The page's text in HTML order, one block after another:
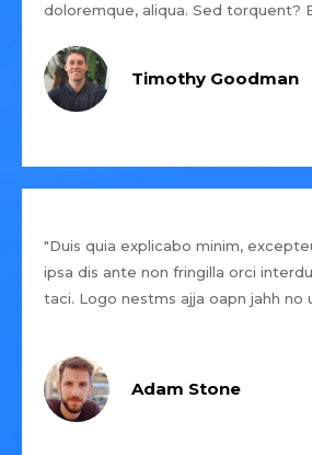
doloremque, aliqua. Sed torquent?
Timothy Goodman
"Duis quia explicabo minim,
ipsa dis ante non fringilla orci
taci. Logo nestms ajja oapn jahh no
Adam Stone